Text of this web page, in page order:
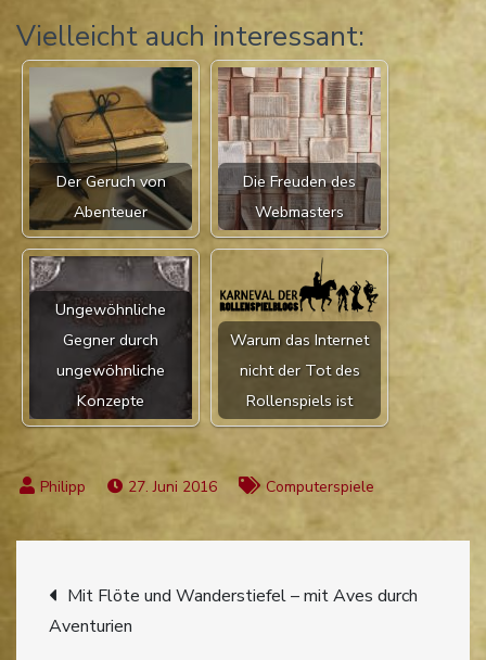
Vielleicht auch interessant:
Der Geruch von
Abenteuer
Die Freuden des
Webmasters
Ungewöhnliche
Gegner durch
ungewöhnliche
Konzepte
Warum das Internet
nicht der Tot des
Rollenspiels ist
27. Juni 2016 Computerspiele
Beitragsnavigation
Mit Flöte und Wanderstiefel – mit Aves durch
Aventurien